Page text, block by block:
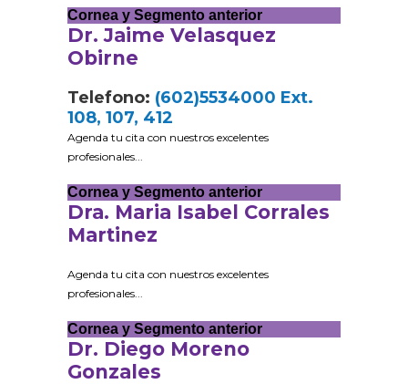
Cornea y Segmento anterior
Dr. Jaime Velasquez
Obirne
Telefono: (602)5534000 Ext.
108, 107, 412
Agenda tu cita con nuestros excelentes
profesionales...
Cornea y Segmento anterior
Dra. Maria Isabel Corrales
Martinez
Agenda tu cita con nuestros excelentes
profesionales...
Cornea y Segmento anterior
Dr. Diego Moreno
Gonzales